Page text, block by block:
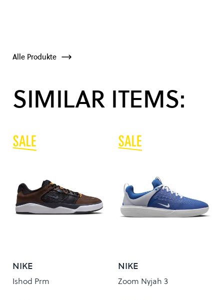
Alle Produkte
SIMILAR ITEMS:
NIKE
Ishod Prm
NIKE
Zoom Nyjah 3